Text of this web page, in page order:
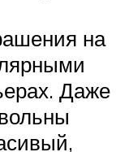
на
Даже